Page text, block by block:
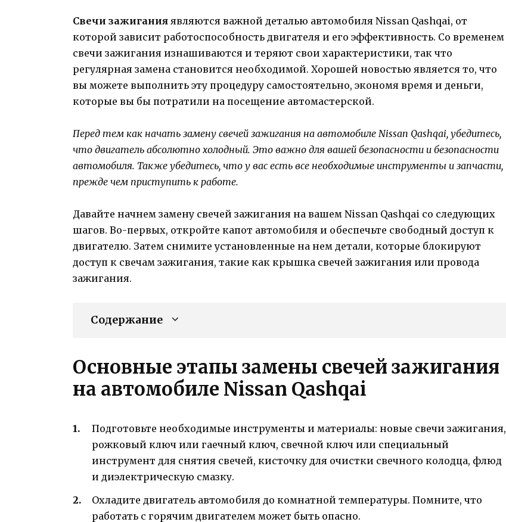
Свечи зажигания являются важной деталью автомобиля Nissan Qashqai, от
которой зависит работоспособность двигателя и его эффективность. Со временем
свечи зажигания изнашиваются и теряют свои характеристики, так что
регулярная замена становится необходимой. Хорошей новостью является то, что
вы можете выполнить эту процедуру самостоятельно, экономя время и деньги,
которые вы бы потратили на посещение автомастерской.
Перед тем как начать замену свечей зажигания на автомобиле Nissan Qashqai, убедитесь,
что двигатель абсолютно холодный. Это важно для вашей безопасности и безопасности
автомобиля. Также убедитесь, что у вас есть все необходимые инструменты и запчасти,
прежде чем приступить к работе.
Давайте начнем замену свечей зажигания на вашем Nissan Qashqai со следующих
шагов. Во-первых, откройте капот автомобиля и обеспечьте свободный доступ к
двигателю. Затем снимите установленные на нем детали, которые блокируют
доступ к свечам зажигания, такие как крышка свечей зажигания или провода
зажигания.
Содержание
Основные этапы замены свечей зажигания
на автомобиле Nissan Qashqai
Подготовьте необходимые инструменты и материалы: новые свечи зажигания,
рожковый ключ или гаечный ключ, свечной ключ или специальный
инструмент для снятия свечей, кисточку для очистки свечного колодца, флюд
и диэлектрическую смазку.
Охладите двигатель автомобиля до комнатной температуры. Помните, что
работать с горячим двигателем может быть опасно.